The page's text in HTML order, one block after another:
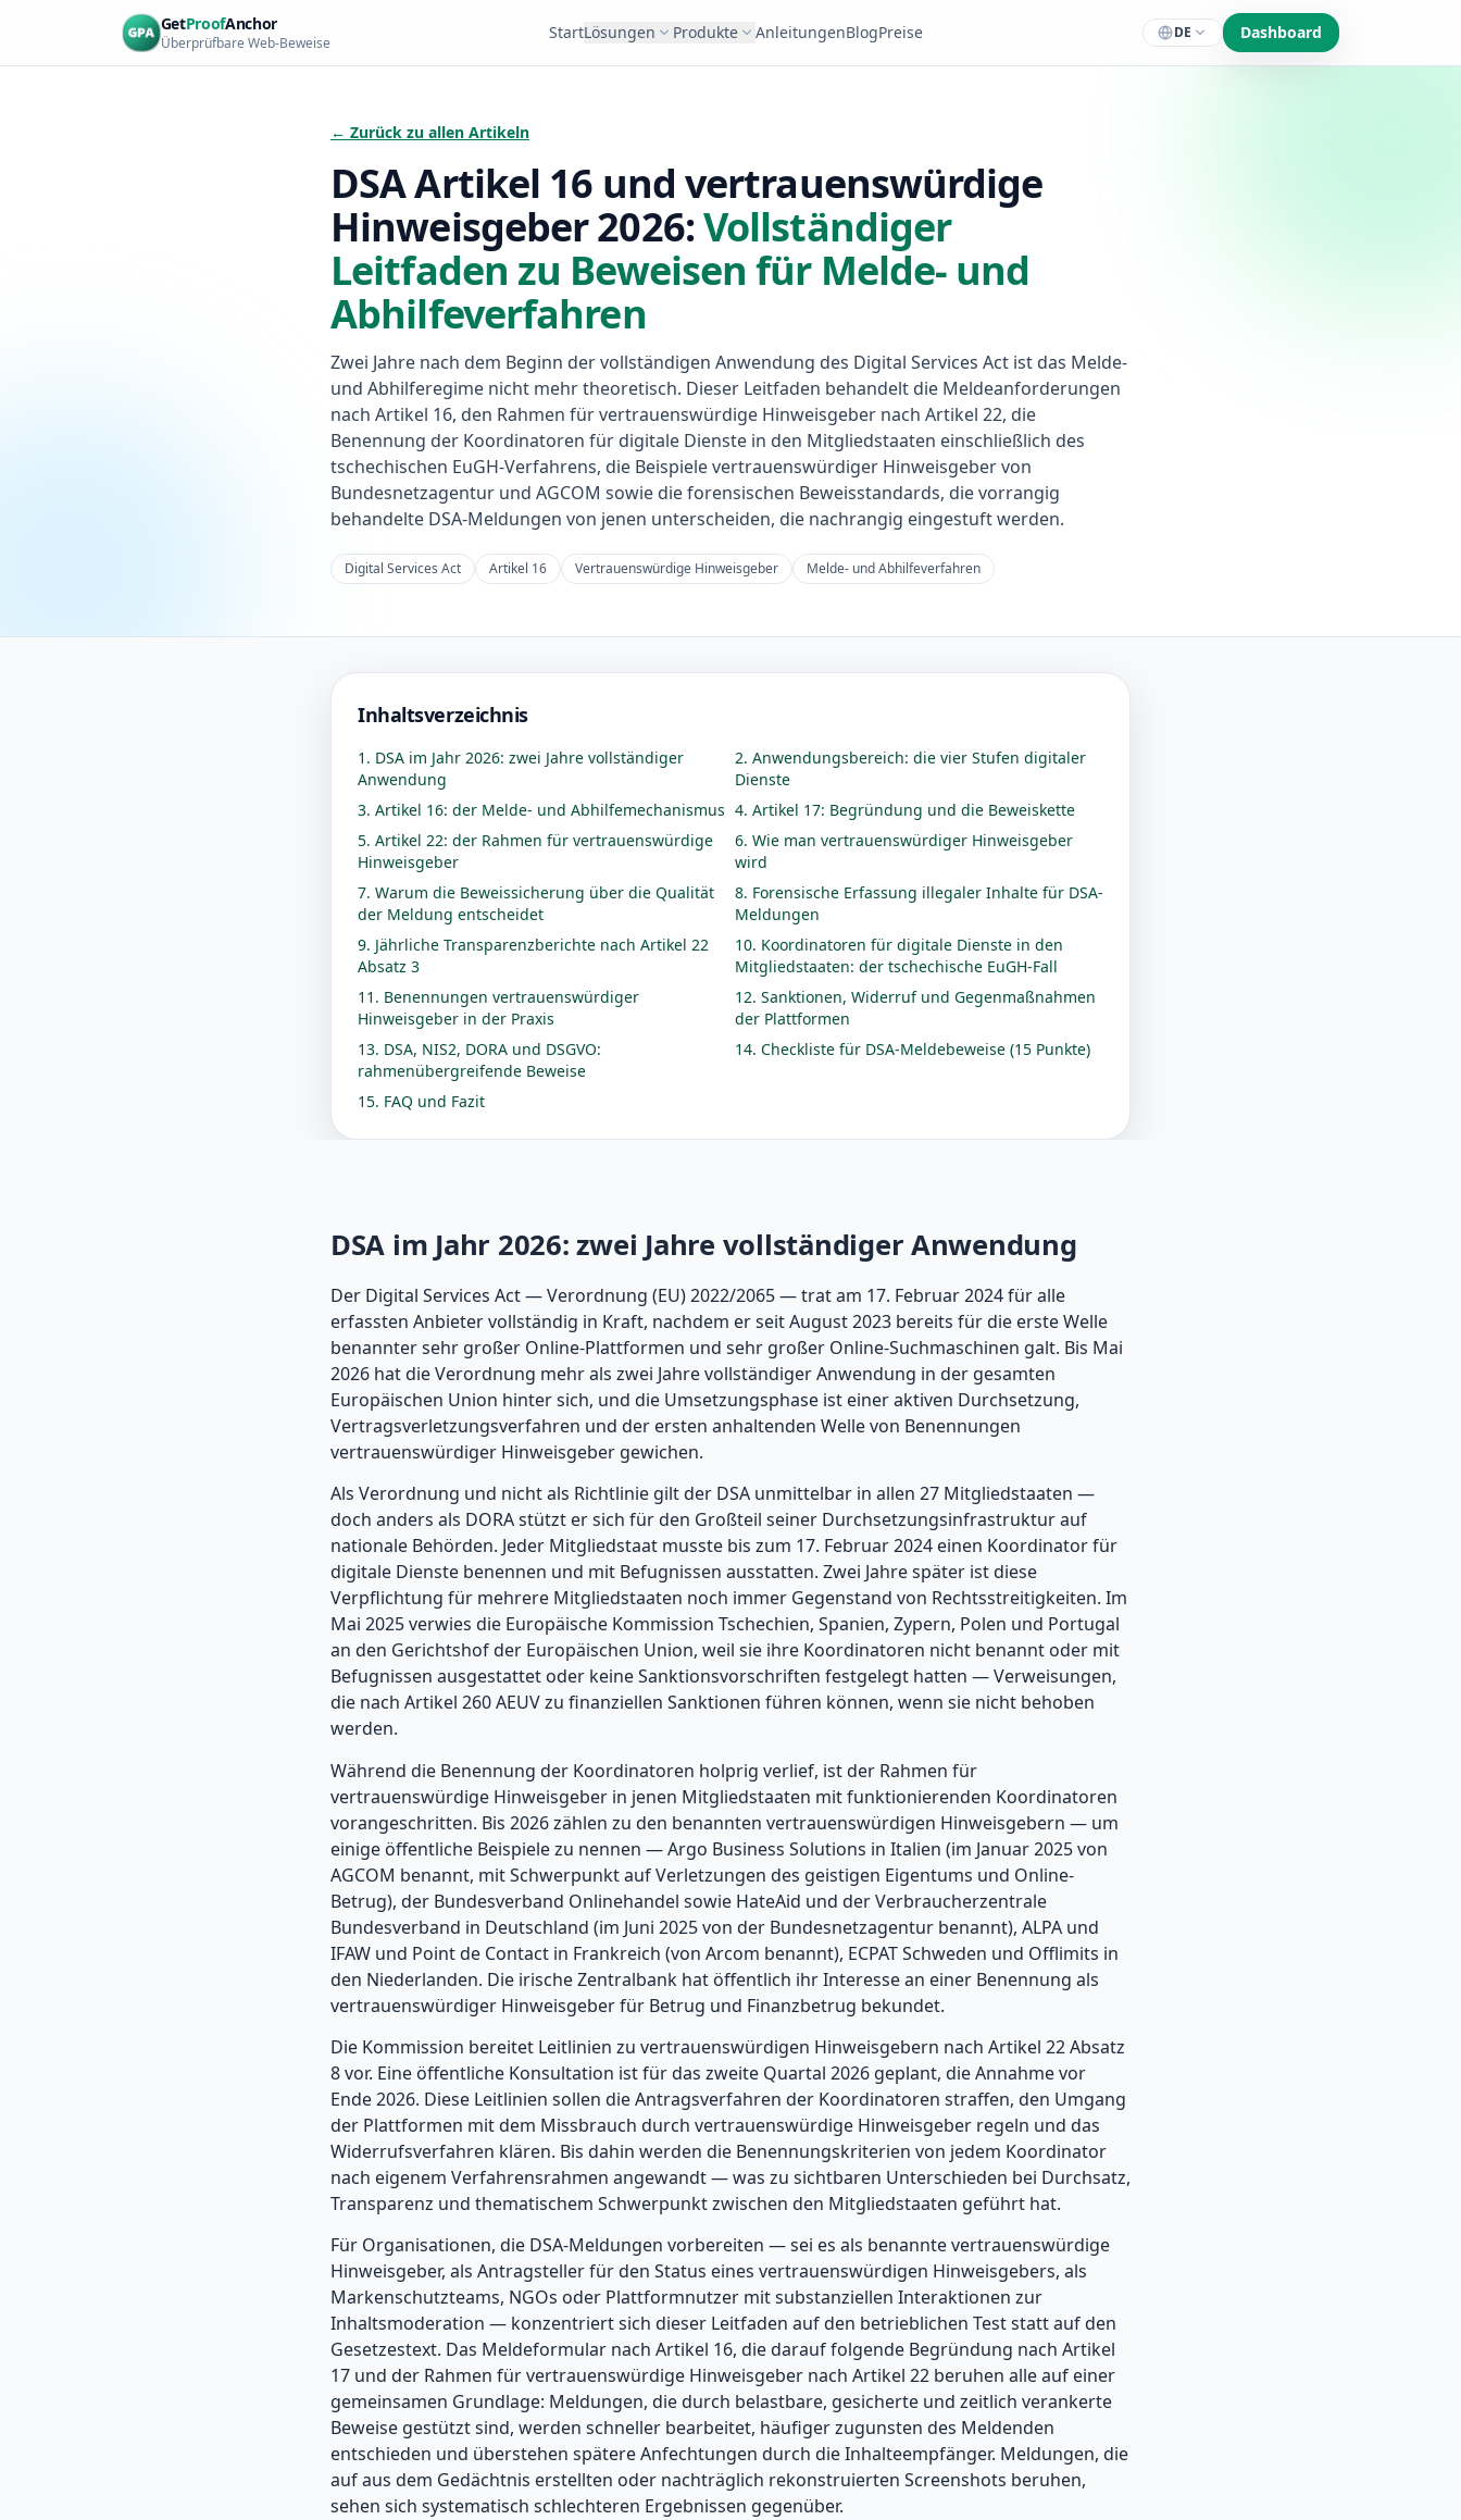
Zum Hauptinhalt springen
GetProofAnchor
Überprüfbare Web-Beweise
StartLösungen Produkte AnleitungenBlogPreise DE Dashboard
← Zurück zu allen Artikeln
DSA Artikel 16 und vertrauenswürdige
Hinweisgeber 2026:Vollständiger
Leitfaden zu Beweisen für Melde- und
Abhilfeverfahren
Zwei Jahre nach dem Beginn der vollständigen Anwendung des Digital Services Act ist das Melde-
und Abhilferegime nicht mehr theoretisch. Dieser Leitfaden behandelt die Meldeanforderungen
nach Artikel 16, den Rahmen für vertrauenswürdige Hinweisgeber nach Artikel 22, die
Benennung der Koordinatoren für digitale Dienste in den Mitgliedstaaten einschließlich des
tschechischen EuGH-Verfahrens, die Beispiele vertrauenswürdiger Hinweisgeber von
Bundesnetzagentur und AGCOM sowie die forensischen Beweisstandards, die vorrangig
behandelte DSA-Meldungen von jenen unterscheiden, die nachrangig eingestuft werden.
Digital Services Act Artikel 16 Vertrauenswürdige Hinweisgeber Melde- und Abhilfeverfahren
Inhaltsverzeichnis
1. DSA im Jahr 2026: zwei Jahre vollständiger
Anwendung
2. Anwendungsbereich: die vier Stufen digitaler
Dienste
3. Artikel 16: der Melde- und Abhilfemechanismus 4. Artikel 17: Begründung und die Beweiskette
5. Artikel 22: der Rahmen für vertrauenswürdige
Hinweisgeber
6. Wie man vertrauenswürdiger Hinweisgeber
wird
7. Warum die Beweissicherung über die Qualität
der Meldung entscheidet
8. Forensische Erfassung illegaler Inhalte für DSA-
Meldungen
9. Jährliche Transparenzberichte nach Artikel 22
Absatz 3
10. Koordinatoren für digitale Dienste in den
Mitgliedstaaten: der tschechische EuGH-Fall
11. Benennungen vertrauenswürdiger
Hinweisgeber in der Praxis
12. Sanktionen, Widerruf und Gegenmaßnahmen
der Plattformen
13. DSA, NIS2, DORA und DSGVO:
rahmenübergreifende Beweise
14. Checkliste für DSA-Meldebeweise (15 Punkte)
15. FAQ und Fazit
DSA im Jahr 2026: zwei Jahre vollständiger Anwendung
Der Digital Services Act — Verordnung (EU) 2022/2065 — trat am 17. Februar 2024 für alle
erfassten Anbieter vollständig in Kraft, nachdem er seit August 2023 bereits für die erste Welle
benannter sehr großer Online-Plattformen und sehr großer Online-Suchmaschinen galt. Bis Mai
2026 hat die Verordnung mehr als zwei Jahre vollständiger Anwendung in der gesamten
Europäischen Union hinter sich, und die Umsetzungsphase ist einer aktiven Durchsetzung,
Vertragsverletzungsverfahren und der ersten anhaltenden Welle von Benennungen
vertrauenswürdiger Hinweisgeber gewichen.
Als Verordnung und nicht als Richtlinie gilt der DSA unmittelbar in allen 27 Mitgliedstaaten —
doch anders als DORA stützt er sich für den Großteil seiner Durchsetzungsinfrastruktur auf
nationale Behörden. Jeder Mitgliedstaat musste bis zum 17. Februar 2024 einen Koordinator für
digitale Dienste benennen und mit Befugnissen ausstatten. Zwei Jahre später ist diese
Verpflichtung für mehrere Mitgliedstaaten noch immer Gegenstand von Rechtsstreitigkeiten. Im
Mai 2025 verwies die Europäische Kommission Tschechien, Spanien, Zypern, Polen und Portugal
an den Gerichtshof der Europäischen Union, weil sie ihre Koordinatoren nicht benannt oder mit
Befugnissen ausgestattet oder keine Sanktionsvorschriften festgelegt hatten — Verweisungen,
die nach Artikel 260 AEUV zu finanziellen Sanktionen führen können, wenn sie nicht behoben
werden.
Während die Benennung der Koordinatoren holprig verlief, ist der Rahmen für
vertrauenswürdige Hinweisgeber in jenen Mitgliedstaaten mit funktionierenden Koordinatoren
vorangeschritten. Bis 2026 zählen zu den benannten vertrauenswürdigen Hinweisgebern — um
einige öffentliche Beispiele zu nennen — Argo Business Solutions in Italien (im Januar 2025 von
AGCOM benannt, mit Schwerpunkt auf Verletzungen des geistigen Eigentums und Online-
Betrug), der Bundesverband Onlinehandel sowie HateAid und der Verbraucherzentrale
Bundesverband in Deutschland (im Juni 2025 von der Bundesnetzagentur benannt), ALPA und
IFAW und Point de Contact in Frankreich (von Arcom benannt), ECPAT Schweden und Offlimits in
den Niederlanden. Die irische Zentralbank hat öffentlich ihr Interesse an einer Benennung als
vertrauenswürdiger Hinweisgeber für Betrug und Finanzbetrug bekundet.
Die Kommission bereitet Leitlinien zu vertrauenswürdigen Hinweisgebern nach Artikel 22 Absatz
8 vor. Eine öffentliche Konsultation ist für das zweite Quartal 2026 geplant, die Annahme vor
Ende 2026. Diese Leitlinien sollen die Antragsverfahren der Koordinatoren straffen, den Umgang
der Plattformen mit dem Missbrauch durch vertrauenswürdige Hinweisgeber regeln und das
Widerrufsverfahren klären. Bis dahin werden die Benennungskriterien von jedem Koordinator
nach eigenem Verfahrensrahmen angewandt — was zu sichtbaren Unterschieden bei Durchsatz,
Transparenz und thematischem Schwerpunkt zwischen den Mitgliedstaaten geführt hat.
Für Organisationen, die DSA-Meldungen vorbereiten — sei es als benannte vertrauenswürdige
Hinweisgeber, als Antragsteller für den Status eines vertrauenswürdigen Hinweisgebers, als
Markenschutzteams, NGOs oder Plattformnutzer mit substanziellen Interaktionen zur
Inhaltsmoderation — konzentriert sich dieser Leitfaden auf den betrieblichen Test statt auf den
Gesetzestext. Das Meldeformular nach Artikel 16, die darauf folgende Begründung nach Artikel
17 und der Rahmen für vertrauenswürdige Hinweisgeber nach Artikel 22 beruhen alle auf einer
gemeinsamen Grundlage: Meldungen, die durch belastbare, gesicherte und zeitlich verankerte
Beweise gestützt sind, werden schneller bearbeitet, häufiger zugunsten des Meldenden
entschieden und überstehen spätere Anfechtungen durch die Inhalteempfänger. Meldungen, die
auf aus dem Gedächtnis erstellten oder nachträglich rekonstruierten Screenshots beruhen,
sehen sich systematisch schlechteren Ergebnissen gegenüber.